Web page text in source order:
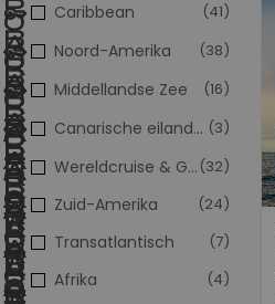
(41)
Caribbean
(38)
Noord-Amerika
(32)
Wereldcruise & Grand Voyages
(24)
Zuid-Amerika
(16)
Middellandse Zee
(7)
Transatlantisch
(4)
Afrika
(3)
Canarische eilanden